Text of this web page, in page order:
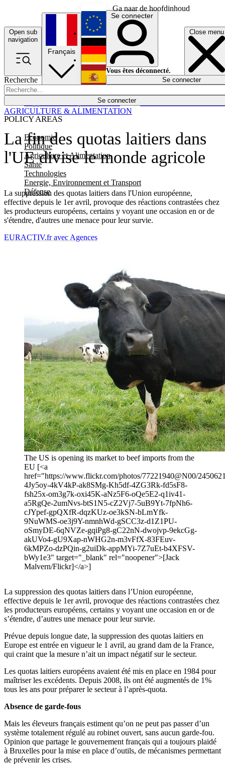
Ga naar de hoofdinhoud
Open sub
navigation
Close menu
Recherche
Se connecter
POLICY AREAS
Economie
Politique
Agriculture et Alimentation
Santé
Technologies
Energie, Environnement et Transport
Défense
Économie
Français
English
Deutsch
Español
Se connecter
Vous êtes déconnecté.
Se connecter
La fin des quotas laitiers dans
l'UE divise le monde agricole
La suppression des quotas laitiers dans l'Union européenne,
effective depuis le 1er avril, provoque des réactions contrastées chez
les producteurs européens, certains y voyant une occasion en or de
s'étendre, d'autres une menace pour leur survie.
AGRICULTURE & ALIMENTATION
EURACTIV.fr avec Agences
The US is opening its market to beef imports from the
EU [<a
href="https://www.flickr.com/photos/77221940@N00/
4Jy5oy-4kV4kP-ak8SMg-Kh5df-4ZG3Rk-fd5sF8-
fsh25x-om3g7k-oxi45K-aNz5F6-oQe5E2-q1iv41-
a5RgQe-2umNvs-btS1N5-cZ2Vj7-5uB9Yt-7fpNh6-
cJYpef-gpQXfR-dqzKUz-oe3kSN-bLmYfk-
9NuWMS-oe3j9Y-nmnhWd-gSCC3z-d1Z1PU-
oSmyDE-6qNVZe-gqiPg8-gC22nN-dwojvp-9ekcGg-
akUVo4-gU9Xap-nWHG2n-m3vFfX-83FEuv-
6kMPZo-dzPQin-g2uiDk-appMYi-7Z7uEt-b4XFSV-
bWy1e3" target="_blank" rel="noopener">[Jack
Malvern/Flickr]</a>]
La suppression des quotas laitiers dans l’Union européenne,
effective depuis le 1er avril, provoque des réactions contrastées chez
les producteurs européens, certains y voyant une occasion en or de
s’étendre, d’autres une menace pour leur survie.
Prévue depuis longue date, la suppression des quotas laitiers en
Europe est entrée en vigueur le 1 avril, au grand dam de la France,
qui craint que la mesure n’ait un impact négatif sur le secteur.
Les quotas laitiers européens avaient été mis en place en 1984 pour
maîtriser les excédents. Depuis 2008, ils ont été augmentés de 1%
tous les ans pour préparer le secteur à l’après-quota.
Absence de garde-fous
Mais les éleveurs français estiment qu’on ne peut pas passer d’un
système totalement régulé au robinet ouvert, sans aucun garde-fou.
Opinion que partage le gouvernement français qui a toujours plaidé
à Bruxelles pour la mise en place d’outils, de mécanismes permettant
de prévenir les crises.